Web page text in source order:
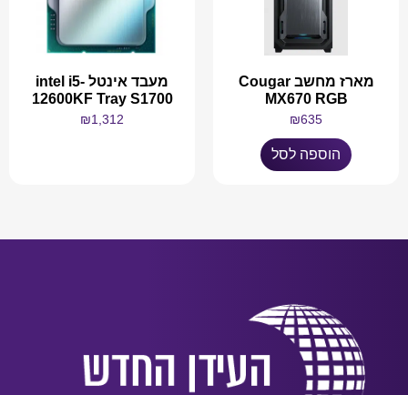
מארז מחשב Cougar
MX670 RGB
₪635
הוספה לסל
מעבד אינטל intel i5-
12600KF Tray S1700
₪1,312